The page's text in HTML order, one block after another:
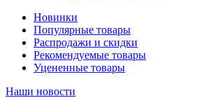
Новинки
Популярные товары
Распродажи и скидки
Рекомендуемые товары
Уцененные товары
Наши новости